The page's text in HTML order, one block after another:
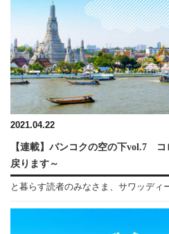
2021.04.22
【連載】バンコクの空の下vol.7
戻ります～
と暮らす読者のみなさま、サワッディ